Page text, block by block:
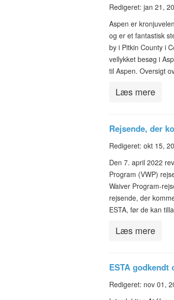
Redigeret: jan 21,
Aspen er
og er et fantastisk
by i Pitkin County i
vellykket besøg i
til Aspen. Oversigt
Læs mere
Rejsende, der
Redigeret: okt 15,
Den 7. april 2022
Program (VWP)
Waiver Program-
rejsende, der
ESTA, før de kan
Læs mere
ESTA
Redigeret: nov 01,